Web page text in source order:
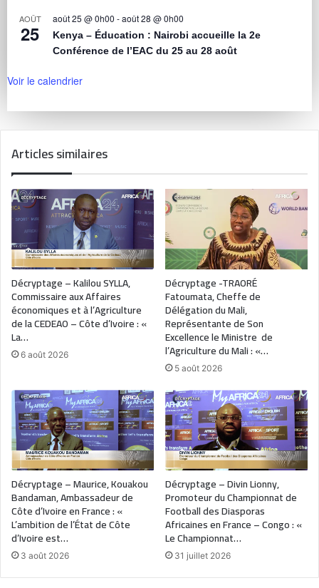
AOÛT
25
août 25 @ 0h00 -août 28 @ 0h00
Kenya – Éducation : Nairobi accueille la 2e
Conférence de l’EAC du 25 au 28 août
Voir le calendrier
Articles similaires
Décryptage – Kalilou SYLLA,
Commissaire aux Affaires
économiques et à l’Agriculture
de la CEDEAO – Côte d’Ivoire : «
La…
6 août 2026
Décryptage -TRAORÉ
Fatoumata, Cheffe de
Délégation du Mali,
Représentante de Son
Excellence le Ministre de
l’Agriculture du Mali : «…
5 août 2026
Décryptage – Maurice, Kouakou
Bandaman, Ambassadeur de
Côte d’Ivoire en France : «
L’ambition de l’État de Côte
d’Ivoire est…
3 août 2026
Décryptage – Divin Lionny,
Promoteur du Championnat de
Football des Diasporas
Africaines en France – Congo : «
Le Championnat…
31 juillet 2026